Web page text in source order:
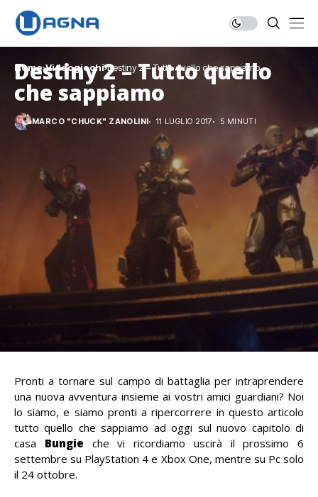
Home Videogiochi Destiny 2 – Tutto quello che sappiamo
Destiny 2 – Tutto quello
che sappiamo
MARCO "CHUCK" ZANOLINI 11 LUGLIO 2017 5 MINUTI
Pronti a tornare sul campo di battaglia per intraprendere
una nuova avventura insieme ai vostri amici guardiani? Noi
lo siamo, e siamo pronti a ripercorrere in questo articolo
tutto quello che sappiamo ad oggi sul nuovo capitolo di
casa Bungie che vi ricordiamo uscirà il prossimo 6
settembre su PlayStation 4 e Xbox One, mentre su Pc solo
il 24 ottobre.